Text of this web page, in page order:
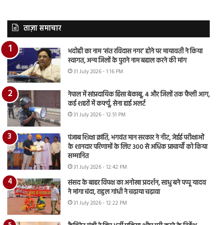
ताज़ा समाचार
भदोही का नाम ‘संत रविदास नगर’ होने पर मायावती ने किया
स्वागत, अन्य जिलों के पुराने नाम बहाल करने की मांग
31 July 2026 - 1:16 PM
नेपाल में सांप्रदायिक हिंसा बेकाबू, 4 और जिलों तक फैली आग,
कई शहरों में कर्फ्यू, सेना हाई अलर्ट
31 July 2026 - 12:51 PM
पंजाब शिक्षा क्रांति, भगवंत मान सरकार ने नीट, जेईई परीक्षाओं
के शानदार परिणामों के लिए 300 से अधिक प्राचार्यों को किया
सम्मानित
31 July 2026 - 12:42 PM
संसद के बाहर विपक्ष का अनोखा प्रदर्शन, साधु बने पप्पू यादव
ने मांगा चंदा, राहुल गांधी ने चढ़ाया चढ़ावा
31 July 2026 - 12:22 PM